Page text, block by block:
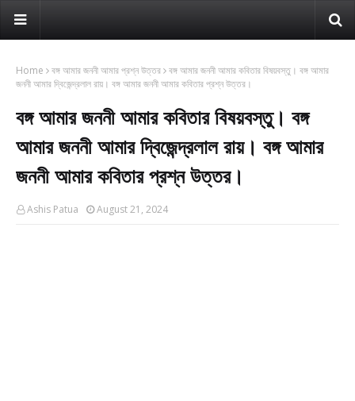
Home বঙ্গ আমার জননী আমার প্রশ্ন উত্তর বঙ্গ আমার জননী আমার কবিতার বিষয়বস্তু। বঙ্গ আমার
জননী আমার দ্বিজেন্দ্রলাল রায়। বঙ্গ আমার জননী আমার কবিতার প্রশ্ন উত্তর।
বঙ্গ আমার জননী আমার কবিতার বিষয়বস্তু। বঙ্গ
আমার জননী আমার দ্বিজেন্দ্রলাল রায়। বঙ্গ আমার
জননী আমার কবিতার প্রশ্ন উত্তর।
Ashis Patua August 21, 2024